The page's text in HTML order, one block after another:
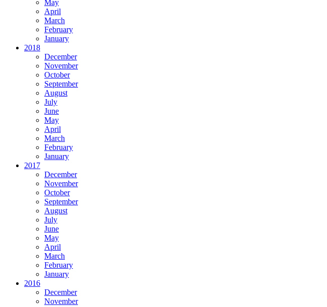
May
April
March
February
January
2018
December
November
October
September
August
July
June
May
April
March
February
January
2017
December
November
October
September
August
July
June
May
April
March
February
January
2016
December
November